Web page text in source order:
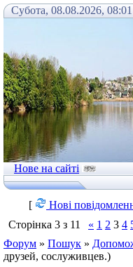
Субота, 08.08.2026, 08:01
Нове на сайті
[ Нові
Сторінка 3 з 11 « 1 2 3 4
Форум » Пошук »
друзей, сослуживцев.)